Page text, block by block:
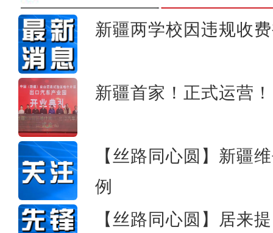
新疆两学校因违规收
新疆首家！正式运营！
【丝路同心圆】新疆
例
【丝路同心圆】居来